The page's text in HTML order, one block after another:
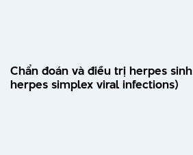
Chẩn đoán và điều trị herpes
herpes simplex viral infections)